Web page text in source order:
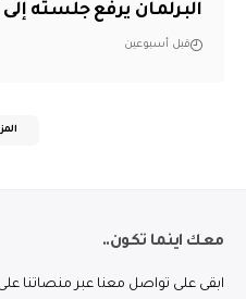
البرلمان يرفع جلسته إلى
قبل أسبوعين
معك اينما تكون..
ابقى على تواصل معنا عبر منصاتنا